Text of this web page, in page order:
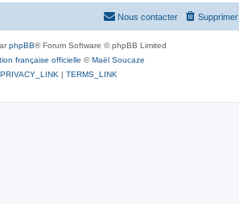
Nous contacter
phpBB® Forum Software © phpBB Limited
française officielle ©Maël Soucaze
PRIVACY_LINK | TERMS_LINK